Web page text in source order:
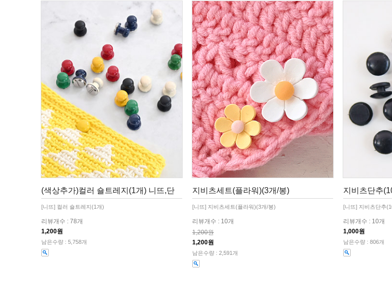
(색상추가)컬러 숄트레지(1개) 니뜨,단
[니뜨] 컬러 숄트레지(1개)
리뷰개수 : 78개
1,200원
남은수량 : 5,758개
지비츠세트(플라워)(3개/봉)
[니뜨] 지비츠세트(플라워)(3개/봉)
리뷰개수 : 10개
1,200원
1,200원
남은수량 : 2,591개
지비츠단추
[니뜨] 지비츠단추
리뷰개수 : 10개
1,000원
남은수량 : 806개